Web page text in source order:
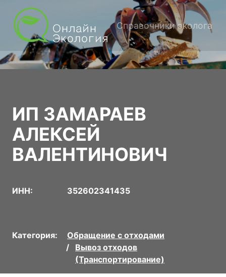
Справочники эколога
ИП ЗАМАРАЕВ
АЛЕКСЕЙ
ВАЛЕНТИНОВИЧ
ИНН: 352602341435
Категория:
Обращение с отходами
Вывоз отходов
(Транспортирование)